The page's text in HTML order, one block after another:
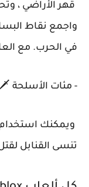
قهر الأراضي ،
واجمع نقاط
في الحرب. مع
- مئات الأسلحة
ويمكنك
تنسى القنابل